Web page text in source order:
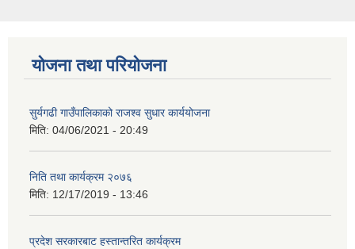
योजना तथा परियोजना
सुर्यगढी गाउँपालिकाको राजश्व सुधार कार्ययोजना
मिति: 04/06/2021 - 20:49
निति तथा कार्यक्रम २०७६
मिति: 12/17/2019 - 13:46
प्रदेश सरकारबाट हस्तान्तरित कार्यक्रम